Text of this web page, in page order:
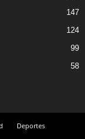
147
124
99
58
Deportes